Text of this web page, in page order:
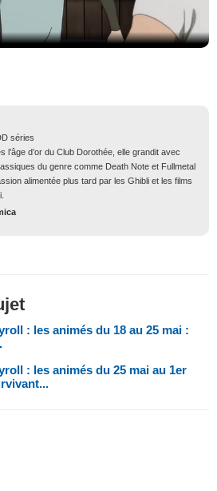
séries
l’âge d’or du Club Dorothée, elle grandit avec
du genre comme Death Note et Fullmetal
alimentée plus tard par les Ghibli et les films
: les animés du 18 au 25 mai :
: les animés du 25 mai au 1er